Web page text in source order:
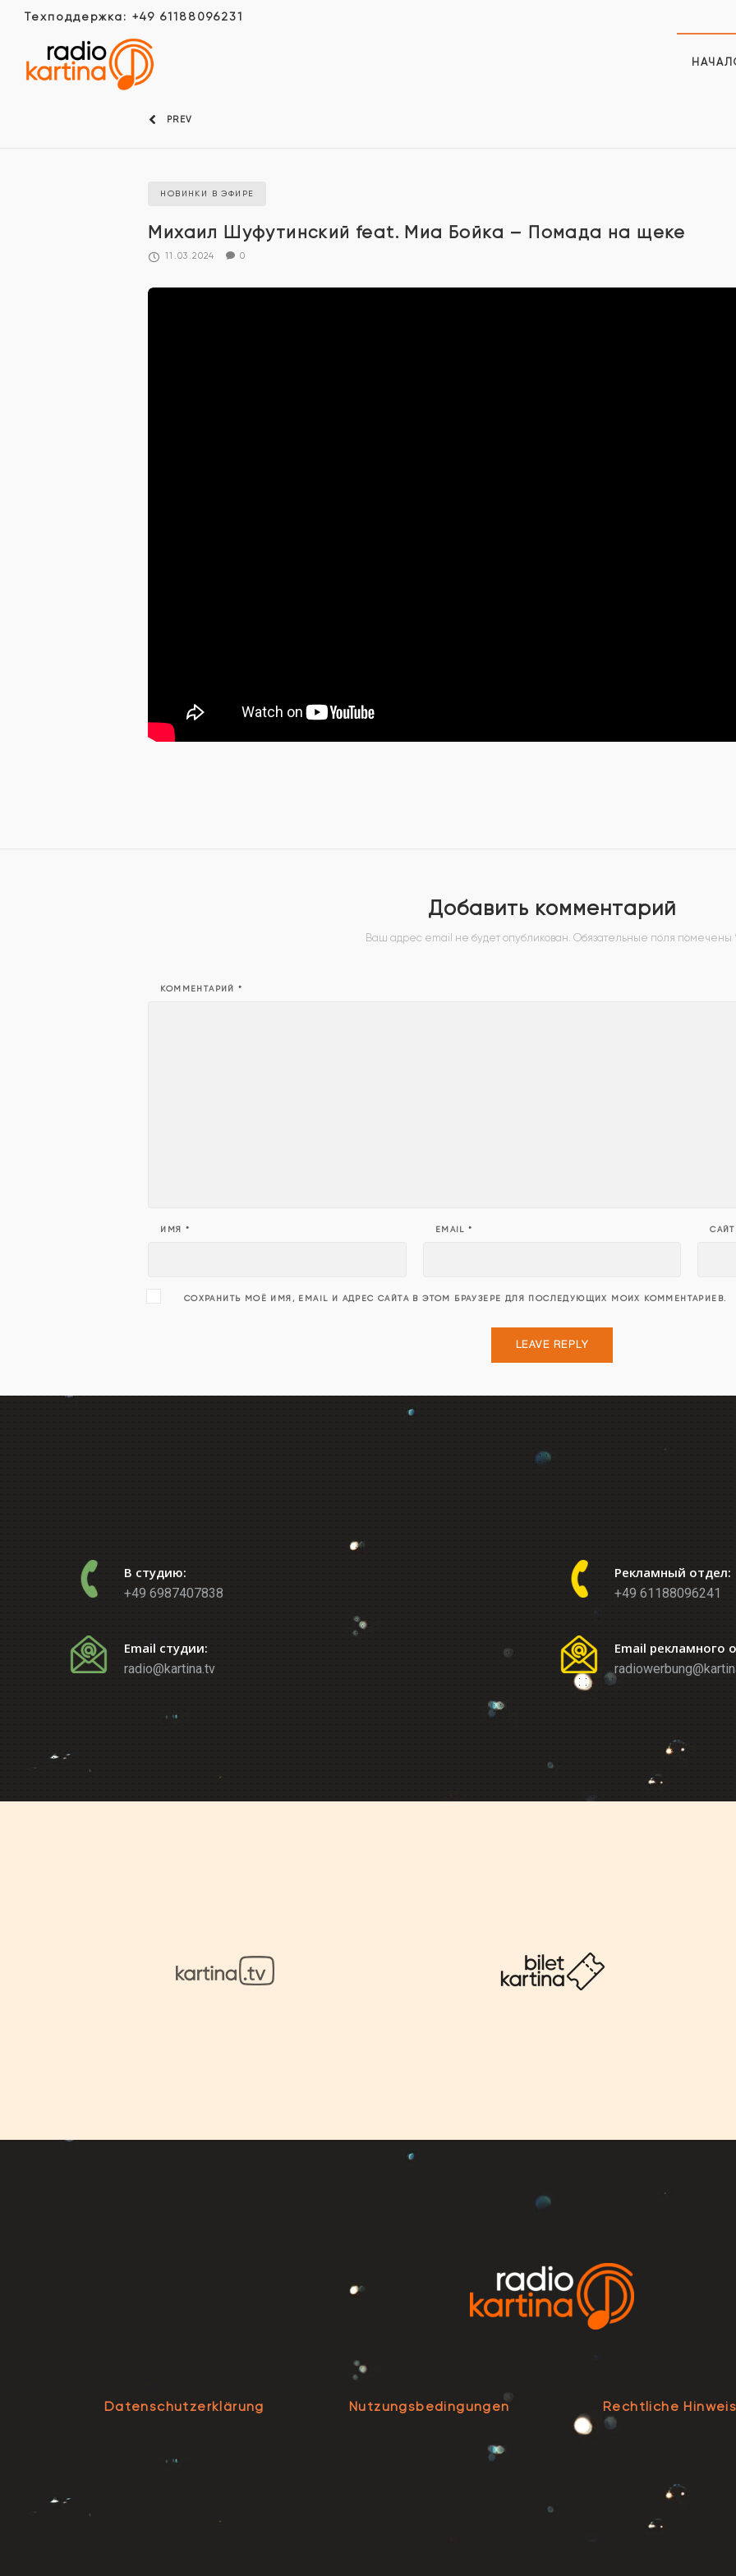
Техподдержка: +49 61188096231
PREV
НОВИНКИ В ЭФИРЕ
Михаил Шуфутинский feat. Миа Бойка – Помада на щеке
11.03.2024 0
Добавить комментарий
Ваш адрес email не будет опубликован. Обязательные поля помечены
КОММЕНТАРИЙ*
ИМЯ * EMAIL* САЙТ
СОХРАНИТЬ МОЁ ИМЯ, EMAIL И АДРЕС САЙТА В ЭТОМ БРАУЗЕРЕ ДЛЯ ПОСЛЕДУЮЩИХ МОИХ КОММЕНТАРИЕВ.
В студию:
+49 6987407838
Email студии:
radio@kartina.tv
Рекламный отдел:
+49 61188096241
Email рекламного
Datenschutzerklärung Nutzungsbedingungen Rechtliche